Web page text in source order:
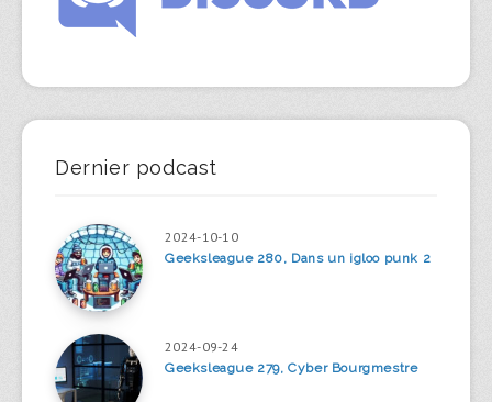
Dernier podcast
2024-10-10
Geeksleague 280, Dans un igloo punk 2
2024-09-24
Geeksleague 279, Cyber Bourgmestre